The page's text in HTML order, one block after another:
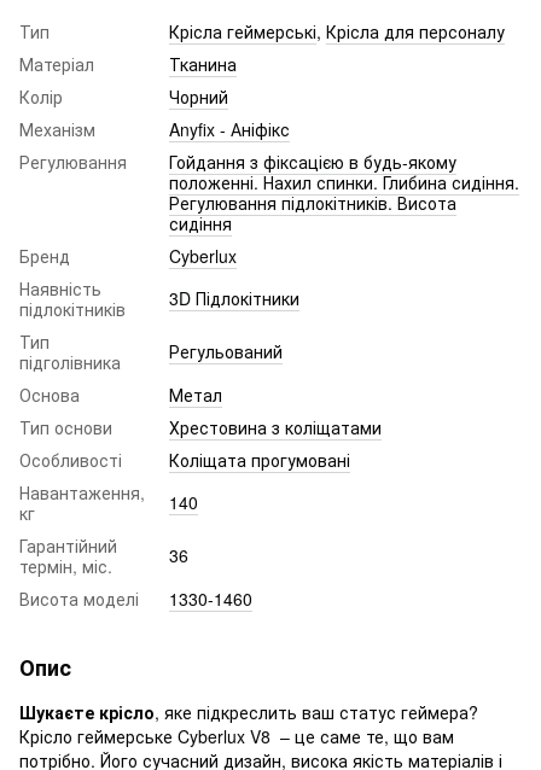
Тип Крісла геймерські, Крісла для персоналу
Матеріал
Тканина
Колір
Чорний
Механізм
Anyfix - Аніфікс
Регулювання
Гойдання з фіксацією в будь-якому
положенні. Нахил спинки. Глибина сидіння.
Регулювання підлокітників. Висота
сидіння
Бренд
Cyberlux
Наявність
підлокітників
3D Підлокітники
Тип
підголівника
Регульований
Основа
Метал
Тип основи
Хрестовина з коліщатами
Особливості
Коліщата прогумовані
Навантаження,
кг
140
Гарантійний
термін, міс.
36
Висота моделі
1330-1460
Опис
Шукаєте крісло, яке підкреслить ваш статус геймера?
Крісло геймерське Cyberlux V8 – це саме те, що вам
потрібно. Його сучасний дизайн, висока якість матеріалів і